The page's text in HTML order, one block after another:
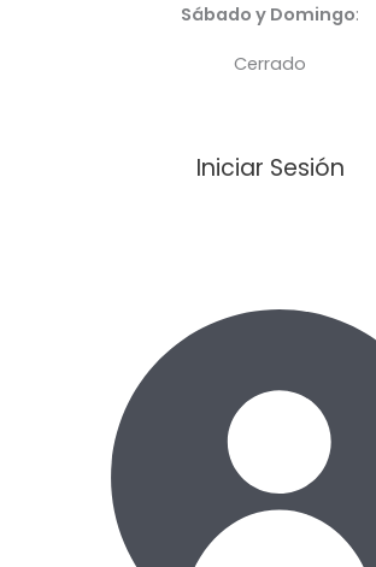
Sábado y Domingo:
Cerrado
Iniciar Sesión